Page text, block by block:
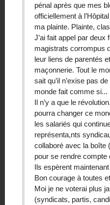
pénal après que mes
officiellement à
ma plainte. Plainte,
J’ai fait appel par deux
magistrats corrompus
leur liens de parentés
maçonnerie. Tout le
sait qu’il n’exise pas
monde fait comme si...
Il n’y a que le
pourra changer ce
les salariés qui
représenta,nts
collaboré avec la boîte
pour se rendre compte
Ils espèrent
Bon courage à toutes
Moi je ne voterai plus
(syndicats, partis,